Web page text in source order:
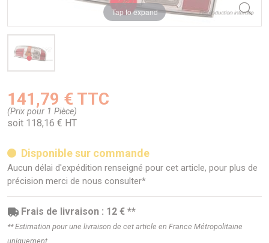
Tap to expand
141,79 € TTC
(Prix pour 1 Pièce)
soit 118,16 € HT
Disponible sur commande
Aucun délai d'expédition renseigné pour cet article, pour plus de
précision merci de nous consulter*
Frais de livraison : 12 € **
** Estimation pour une livraison de cet article en France Métropolitaine
uniquement.